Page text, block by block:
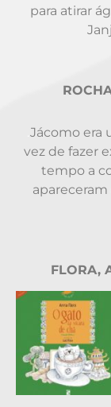
para atirar
Jácomo era
vez de fazer
tempo a
apareceram
FLORA,